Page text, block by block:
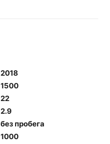
2018
1500
22
2.9
без пробега
1000